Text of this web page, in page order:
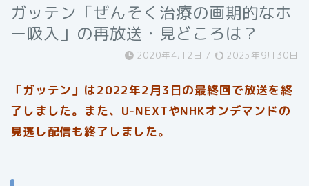
ガッテン「ぜんそく治療の画期的なホ
ー吸入」の再放送・見どころは？
2020年4月2日 / 2025年9月30日
「ガッテン」は2022年2月3日の最終回で放送を終
了しました。また、U-NEXTやNHKオンデマンドの
見逃し配信も終了しました。